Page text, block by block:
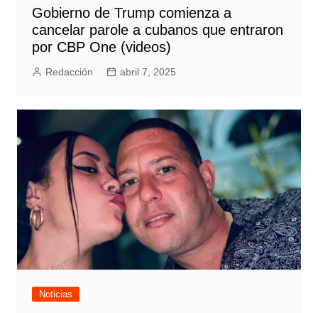
Gobierno de Trump comienza a
cancelar parole a cubanos que entraron
por CBP One (videos)
Redacción abril 7, 2025
Noticias